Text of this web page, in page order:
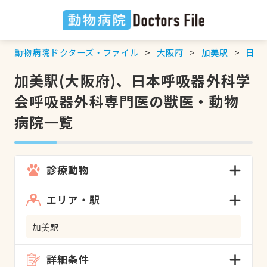
動物病院ドクターズ・ファイル 大阪府 加美駅 日本
加美駅(大阪府)、日本呼吸器外科学
会呼吸器外科専門医の獣医・動物
病院一覧
診療動物
エリア・駅
加美駅
詳細条件